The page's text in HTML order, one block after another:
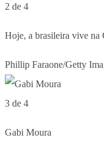
2 de 4
Hoje, a brasileira vive na
Phillip Faraone/Getty
3 de 4
Gabi Moura